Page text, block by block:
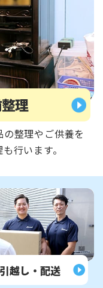
理
整理やご供養を
行います。
引越し・配送